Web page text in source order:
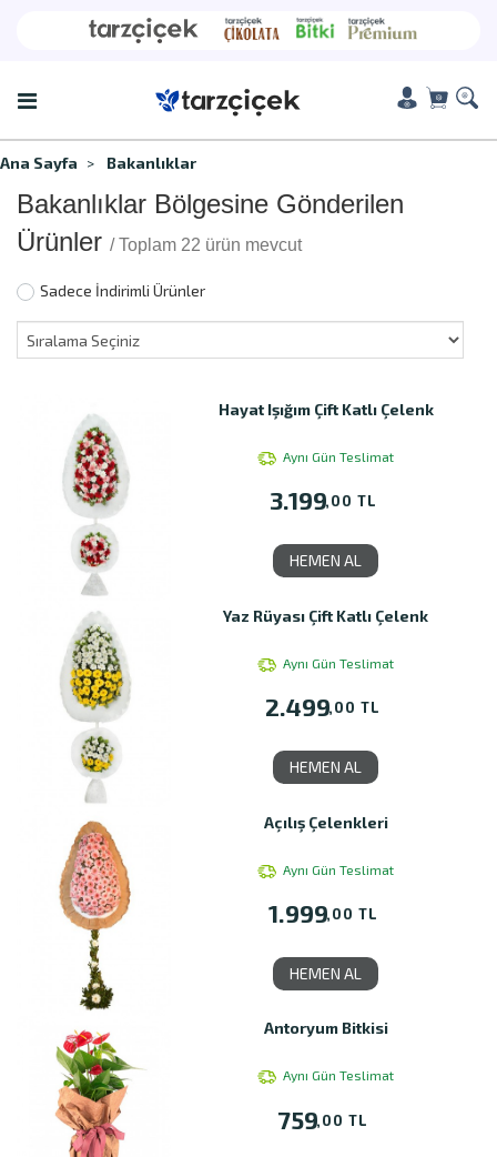
Ana Sayfa Bakanlıklar
Bakanlıklar Bölgesine Gönderilen
Ürünler / Toplam 22 ürün mevcut
Sadece İndirimli Ürünler
Hayat Işığım Çift Katlı Çelenk
Aynı Gün Teslimat
3.199,00 TL
HEMEN AL
Yaz Rüyası Çift Katlı Çelenk
Aynı Gün Teslimat
2.499,00 TL
HEMEN AL
Açılış Çelenkleri
Aynı Gün Teslimat
1.999,00 TL
HEMEN AL
Antoryum Bitkisi
Aynı Gün Teslimat
759,00 TL